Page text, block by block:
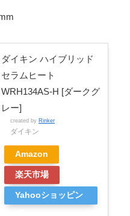
ダイキン ハイブリッド
セラムヒート
WRH134AS-H [ダークグ
レー]
created by Rinker
ダイキン
Amazon
楽天市場
Yahooショッピン